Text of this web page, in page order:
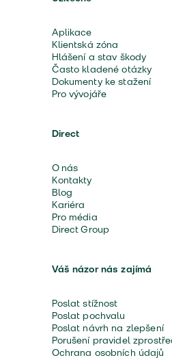
Aplikace
Klientská zóna
Hlášení a stav škody
Často kladené otázky
Dokumenty ke stažení
Pro vývojáře
Direct
O nás
Kontakty
Blog
Kariéra
Pro média
Direct Group
Váš názor nás zajímá
Poslat stížnost
Poslat pochvalu
Poslat návrh na zlepšení
Porušení pravidel
Ochrana osobních údajů